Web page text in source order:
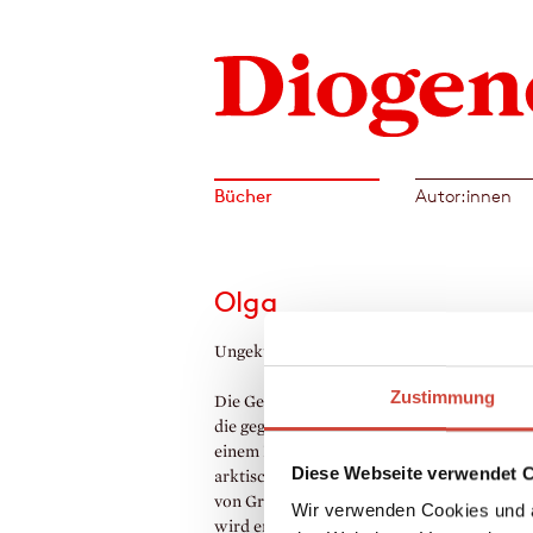
Zustimmung
Diese Webseite verwendet
Wir verwenden Cookies und
Bücher Autor:innen
Olga
Ungekürzt gelesen von Burghart Klaußner
Die Geschichte der Liebe zwischen einer
die gegen die Vorurteile ihrer Zeit kämpft,
einem Mann, der sich mit afrikanischen und
arktischen Eskapaden an die Träume
von Größe und Macht verliert. Erst im
wird er mit der Realität konfrontiert – wie